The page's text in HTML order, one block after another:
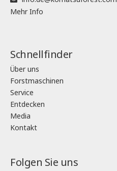
Mehr Info
Schnellfinder
Über uns
Forstmaschinen
Service
Entdecken
Media
Kontakt
Folgen Sie uns